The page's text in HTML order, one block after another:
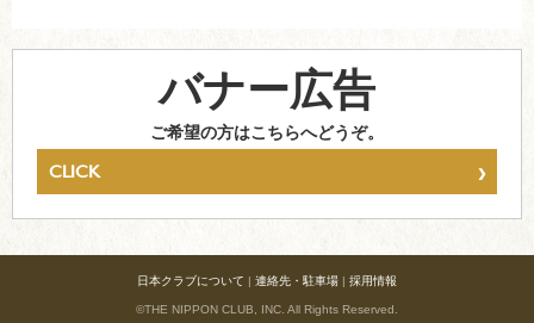
バナー広告
ご希望の方はこちらへどうぞ。
CLICK ›
日本クラブについて | 連絡先・駐車場 | 採用情報
©THE NIPPON CLUB, INC. All Rights Reserved.